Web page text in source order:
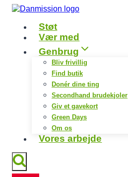
Fortsæt
indhold
Støt
Vær med
Genbrug
Bliv frivillig
Find butik
Donér dine ting
Secondhand brudekjoler
Giv et gavekort
Green Days
Om os
Vores arbejde